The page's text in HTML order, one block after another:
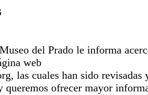
del Prado le informa
web
las cuales han sido revisadas
queremos ofrecer mayor